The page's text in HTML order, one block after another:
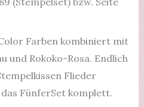
Farben kombiniert mit
und Rokoko-Rosa. Endlich
Flieder
FünferSet komplett.